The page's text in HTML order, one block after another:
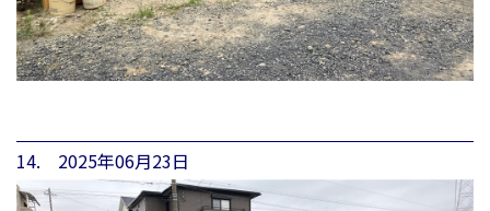
14. 2025年06月23日